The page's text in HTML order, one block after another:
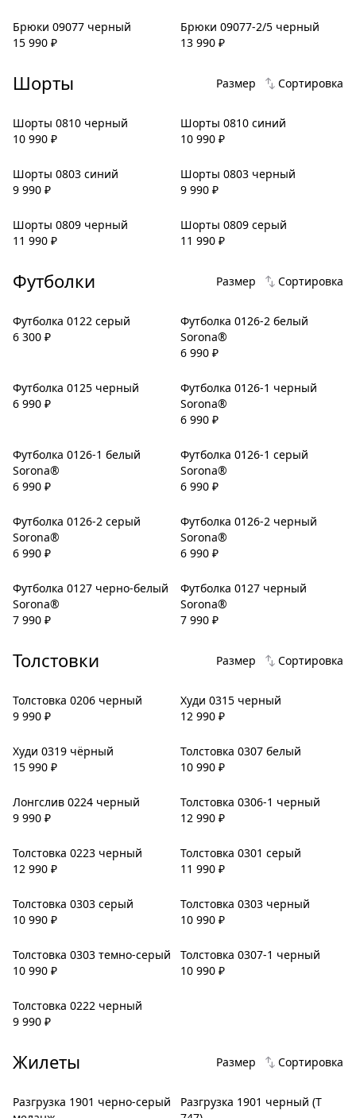
Брюки 09077 черный
15 990 ₽
Брюки 09077-2/5 черный
13 990 ₽
Шорты Размер Сортировка
Шорты 0810 черный
10 990 ₽
Шорты 0810 синий
10 990 ₽
Шорты 0803 синий
9 990 ₽
Шорты 0803 черный
9 990 ₽
Шорты 0809 черный
11 990 ₽
Шорты 0809 серый
11 990 ₽
Футболки Размер Сортировка
Футболка 0122 серый
6 300 ₽
Футболка 0126-2 белый
Sorona®
6 990 ₽
Футболка 0125 черный
6 990 ₽
Футболка 0126-1 черный
Sorona®
6 990 ₽
Футболка 0126-1 белый
Sorona®
6 990 ₽
Футболка 0126-1 серый
Sorona®
6 990 ₽
Футболка 0126-2 серый
Sorona®
6 990 ₽
Футболка 0126-2 черный
Sorona®
6 990 ₽
Футболка 0127 черно-белый
Sorona®
7 990 ₽
Футболка 0127 черный
Sorona®
7 990 ₽
Толстовки Размер Сортировка
Толстовка 0206 черный
9 990 ₽
Худи 0315 черный
12 990 ₽
Худи 0319 чёрный
15 990 ₽
Толстовка 0307 белый
10 990 ₽
Лонгслив 0224 черный
9 990 ₽
Толстовка 0306-1 черный
12 990 ₽
Толстовка 0223 черный
12 990 ₽
Толстовка 0301 серый
11 990 ₽
Толстовка 0303 серый
10 990 ₽
Толстовка 0303 черный
10 990 ₽
Толстовка 0303 темно-серый
10 990 ₽
Толстовка 0307-1 черный
10 990 ₽
Толстовка 0222 черный
9 990 ₽
Жилеты Размер Сортировка
Разгрузка 1901 черно-серый
Разгрузка 1901 черный (Т